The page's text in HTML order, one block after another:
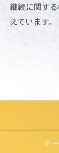
継続に関す
えています。
ホ